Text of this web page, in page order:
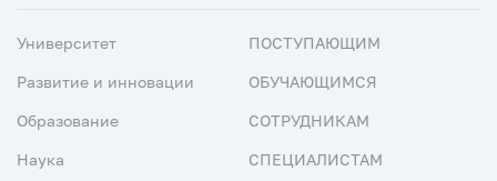
Университет
Развитие и инновации
Образование
Наука
ПОСТУПАЮЩИМ
ОБУЧАЮЩИМСЯ
СОТРУДНИКАМ
СПЕЦИАЛИСТАМ